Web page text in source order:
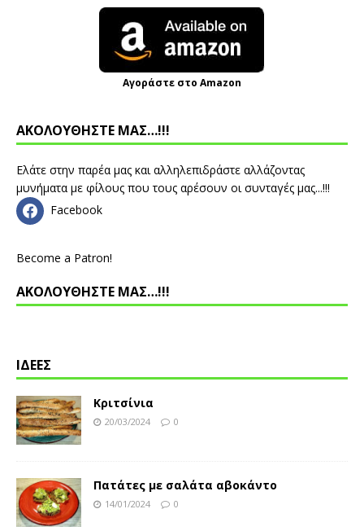
Αγοράστε στο Amazon
ΑΚΟΛΟΥΘΗΣΤΕ ΜΑΣ…!!!
Ελάτε στην παρέα μας και αλληλεπιδράστε αλλάζοντας
μυνήματα με φίλους που τους αρέσουν οι συνταγές μας...!!!
Facebook
Become a Patron!
ΑΚΟΛΟΥΘΗΣΤΕ ΜΑΣ…!!!
ΙΔΕΕΣ
Κριτσίνια
20/03/2024 0
Πατάτες με σαλάτα αβοκάντο
14/01/2024 0